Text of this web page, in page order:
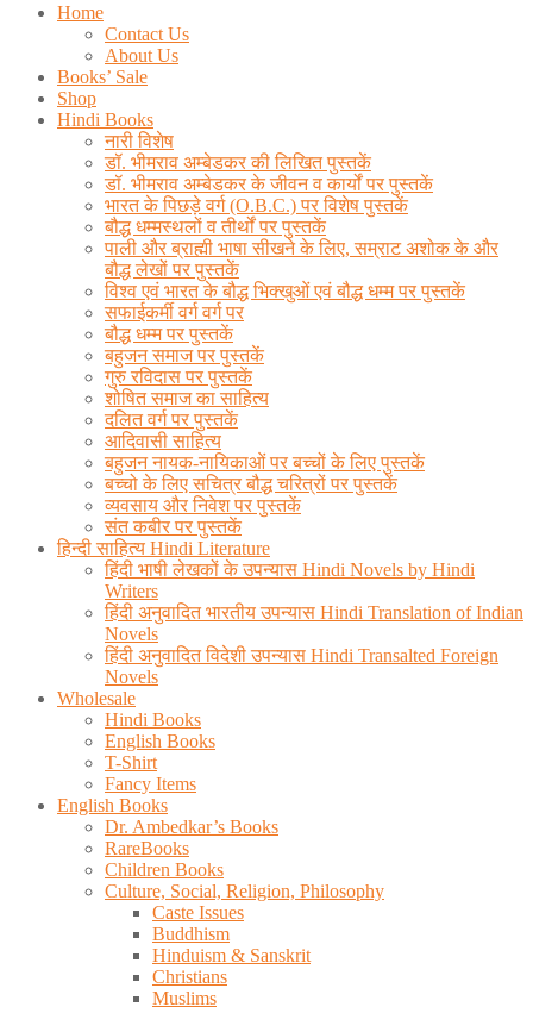
Home
Contact Us
About Us
Books’ Sale
Shop
Hindi Books
नारी विशेष
डॉ. भीमराव अम्बेडकर की लिखित पुस्तकें
डॉ. भीमराव अम्बेडकर के जीवन व कार्यों पर पुस्तकें
भारत के पिछड़े वर्ग (O.B.C.) पर विशेष पुस्तकें
बौद्ध धम्मस्थलों व तीर्थों पर पुस्तकें
पाली और ब्राह्मी भाषा सीखने के लिए, सम्राट अशोक के और
बौद्ध लेखों पर पुस्तकें
विश्व एवं भारत के बौद्ध भिक्खुओं एवं बौद्ध धम्म पर पुस्तकें
सफाईकर्मी वर्ग वर्ग पर
बौद्ध धम्म पर पुस्तकें
बहुजन समाज पर पुस्तकें
गुरु रविदास पर पुस्तकें
शोषित समाज का साहित्य
दलित वर्ग पर पुस्तकें
आदिवासी साहित्य
बहुजन नायक-नायिकाओं पर बच्चों के लिए पुस्तकें
बच्चो के लिए सचित्र बौद्ध चरित्रों पर पुस्तकें
व्यवसाय और निवेश पर पुस्तकें
संत कबीर पर पुस्तकें
हिन्दी साहित्य Hindi Literature
हिंदी भाषी लेखकों के उपन्यास Hindi Novels by Hindi
Writers
हिंदी अनुवादित भारतीय उपन्यास Hindi Translation of Indian
Novels
हिंदी अनुवादित विदेशी उपन्यास Hindi Transalted Foreign
Novels
Wholesale
Hindi Books
English Books
T-Shirt
Fancy Items
English Books
Dr. Ambedkar’s Books
RareBooks
Children Books
Culture, Social, Religion, Philosophy
Caste Issues
Buddhism
Hinduism & Sanskrit
Christians
Muslims